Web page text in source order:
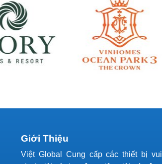
Giới Thiệu
Việt Global Cung cấp các thiết bị vui